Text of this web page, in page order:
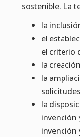
sostenible. La
la
el
el criterio
la
la
la
invención
invención